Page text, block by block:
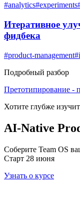
#analytics#experiments
Итеративное
фидбека
#product-management#
Подробный разбор
Претотипирование -
Хотите глубже
AI-Native
Соберите Team OS
Старт 28 июня
Узнать о курсе